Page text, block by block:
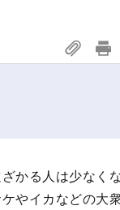
かる人は少なく
やイカなどの大